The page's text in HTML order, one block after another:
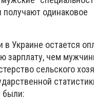
одинаковое
Украине остается
зарплату, чем
сельского
были: